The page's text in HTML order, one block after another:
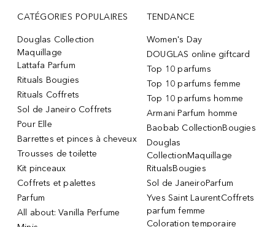
CATÉGORIES POPULAIRES
Douglas Collection
Maquillage
Lattafa Parfum
Rituals Bougies
Rituals Coffrets
Sol de Janeiro Coffrets
Pour Elle
Barrettes et pinces à cheveux
Trousses de toilette
Kit pinceaux
Coffrets et palettes
Parfum
All about: Vanilla Perfume
TENDANCE
Women's Day
DOUGLAS online giftcard
Top 10 parfums
Top 10 parfums femme
Top 10 parfums homme
Armani Parfum homme
Baobab CollectionBougies
Douglas
CollectionMaquillage
RitualsBougies
Sol de JaneiroParfum
Yves Saint LaurentCoffrets
parfum femme
Coloration temporaire